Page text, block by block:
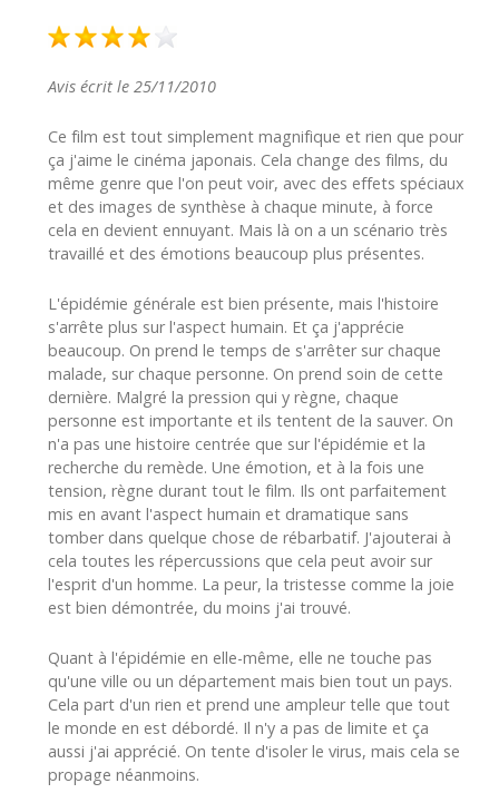
Avis écrit le 25/11/2010
Ce film est tout simplement magnifique et rien que pour
ça j'aime le cinéma japonais. Cela change des films, du
même genre que l'on peut voir, avec des effets spéciaux
et des images de synthèse à chaque minute, à force
cela en devient ennuyant. Mais là on a un scénario très
travaillé et des émotions beaucoup plus présentes.
L'épidémie générale est bien présente, mais l'histoire
s'arrête plus sur l'aspect humain. Et ça j'apprécie
beaucoup. On prend le temps de s'arrêter sur chaque
malade, sur chaque personne. On prend soin de cette
dernière. Malgré la pression qui y règne, chaque
personne est importante et ils tentent de la sauver. On
n'a pas une histoire centrée que sur l'épidémie et la
recherche du remède. Une émotion, et à la fois une
tension, règne durant tout le film. Ils ont parfaitement
mis en avant l'aspect humain et dramatique sans
tomber dans quelque chose de rébarbatif. J'ajouterai à
cela toutes les répercussions que cela peut avoir sur
l'esprit d'un homme. La peur, la tristesse comme la joie
est bien démontrée, du moins j'ai trouvé.
Quant à l'épidémie en elle-même, elle ne touche pas
qu'une ville ou un département mais bien tout un pays.
Cela part d'un rien et prend une ampleur telle que tout
le monde en est débordé. Il n'y a pas de limite et ça
aussi j'ai apprécié. On tente d'isoler le virus, mais cela se
propage néanmoins.